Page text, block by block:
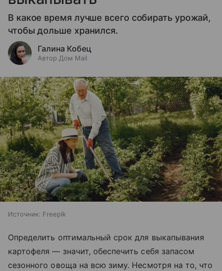
В какое время лучше всего собирать урожай,
чтобы дольше хранился.
Галина Кобец
Автор Дом Mail
Источник: Freepik
Определить оптимальный срок для выкапывания
картофеля — значит, обеспечить себя запасом
сезонного овоща на всю зиму. Несмотря на то, что